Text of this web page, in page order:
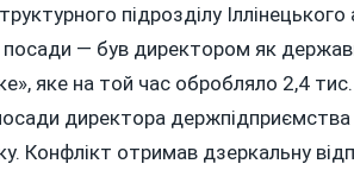
підрозділу
посади — був директором як
яке на той час обробляло 2,4
директора
Конфлікт отримав дзеркальну